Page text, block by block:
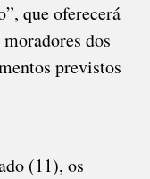
que oferecerá
dos
previstos
(11), os